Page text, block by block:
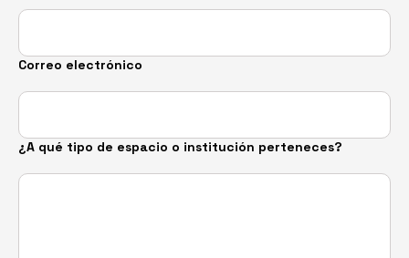
Correo electrónico
¿A qué tipo de espacio o institución perteneces?